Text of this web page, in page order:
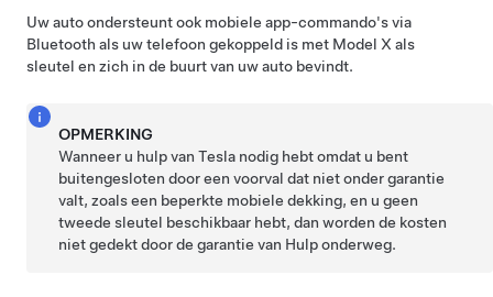
Uw auto ondersteunt ook mobiele app-commando's via
Bluetooth als uw telefoon gekoppeld is met Model X als
sleutel en zich in de buurt van uw auto bevindt.
OPMERKING
Wanneer u hulp van Tesla nodig hebt omdat u bent
buitengesloten door een voorval dat niet onder garantie
valt, zoals een beperkte mobiele dekking, en u geen
tweede sleutel beschikbaar hebt, dan worden de kosten
niet gedekt door de garantie van Hulp onderweg.